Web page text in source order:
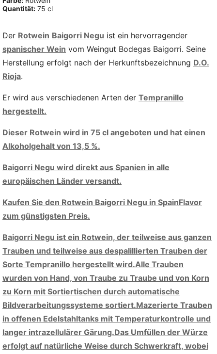
Quantität: 75 cl
Der Rotwein Baigorri Negu ist ein hervorragender
spanischer Wein vom Weingut Bodegas Baigorri. Seine
Herstellung erfolgt nach der Herkunftsbezeichnung D.O.
Rioja.
Er wird aus verschiedenen Arten der Tempranillo
hergestellt.
Dieser Rotwein wird in 75 cl angeboten und hat einen
Alkoholgehalt von 13,5 %.
Baigorri Negu wird direkt aus Spanien in alle
europäischen Länder versandt.
Kaufen Sie den Rotwein Baigorri Negu in SpainFlavor
zum günstigsten Preis.
Baigorri Negu ist ein Rotwein, der teilweise aus ganzen
Trauben und teilweise aus despalillierten Trauben der
Sorte Tempranillo hergestellt wird.Alle Trauben
wurden von Hand, von Traube zu Traube und von Korn
zu Korn mit Sortiertischen durch automatische
Bildverarbeitungssysteme sortiert.Mazerierte Trauben
in offenen Edelstahltanks mit Temperaturkontrolle und
langer intrazellulärer Gärung.Das Umfüllen der Würze
erfolgt auf natürliche Weise durch Schwerkraft, wobei